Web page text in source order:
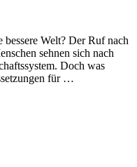
Welt? Der Ruf nach
sehnen sich nach
Doch was
für …